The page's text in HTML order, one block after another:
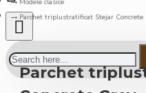
Modele clasice
Parchet triplustratificat Stejar Concrete
Parchet